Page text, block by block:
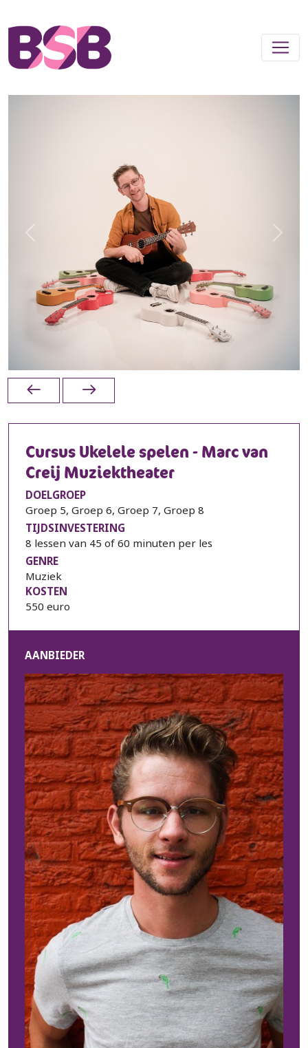
Previous Next
Cursus Ukelele spelen - Marc van
Creij Muziektheater
DOELGROEP
Groep 5, Groep 6, Groep 7, Groep 8
TIJDSINVESTERING
8 lessen van 45 of 60 minuten per les
GENRE
Muziek
KOSTEN
550 euro
AANBIEDER